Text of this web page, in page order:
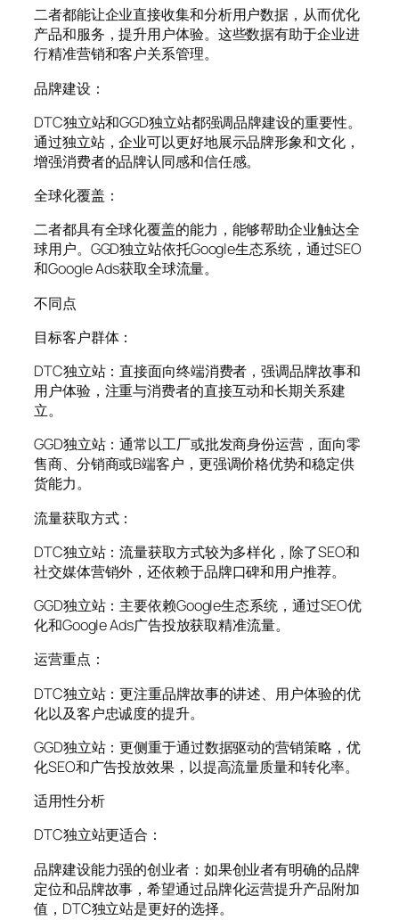
二者都能让企业直接收集和分析用户数据，从而优化
产品和服务，提升用户体验。这些数据有助于企业进
行精准营销和客户关系管理。
品牌建设：
DTC独立站和GGD独立站都强调品牌建设的重要性。
通过独立站，企业可以更好地展示品牌形象和文化，
增强消费者的品牌认同感和信任感。
全球化覆盖：
二者都具有全球化覆盖的能力，能够帮助企业触达全
球用户。GGD独立站依托Google生态系统，通过SEO
和Google Ads获取全球流量。
不同点
目标客户群体：
DTC独立站：直接面向终端消费者，强调品牌故事和
用户体验，注重与消费者的直接互动和长期关系建
立。
GGD独立站：通常以工厂或批发商身份运营，面向零
售商、分销商或B端客户，更强调价格优势和稳定供
货能力。
流量获取方式：
DTC独立站：流量获取方式较为多样化，除了SEO和
社交媒体营销外，还依赖于品牌口碑和用户推荐。
GGD独立站：主要依赖Google生态系统，通过SEO优
化和Google Ads广告投放获取精准流量。
运营重点：
DTC独立站：更注重品牌故事的讲述、用户体验的优
化以及客户忠诚度的提升。
GGD独立站：更侧重于通过数据驱动的营销策略，优
化SEO和广告投放效果，以提高流量质量和转化率。
适用性分析
DTC独立站更适合：
品牌建设能力强的创业者：如果创业者有明确的品牌
定位和品牌故事，希望通过品牌化运营提升产品附加
值，DTC独立站是更好的选择。